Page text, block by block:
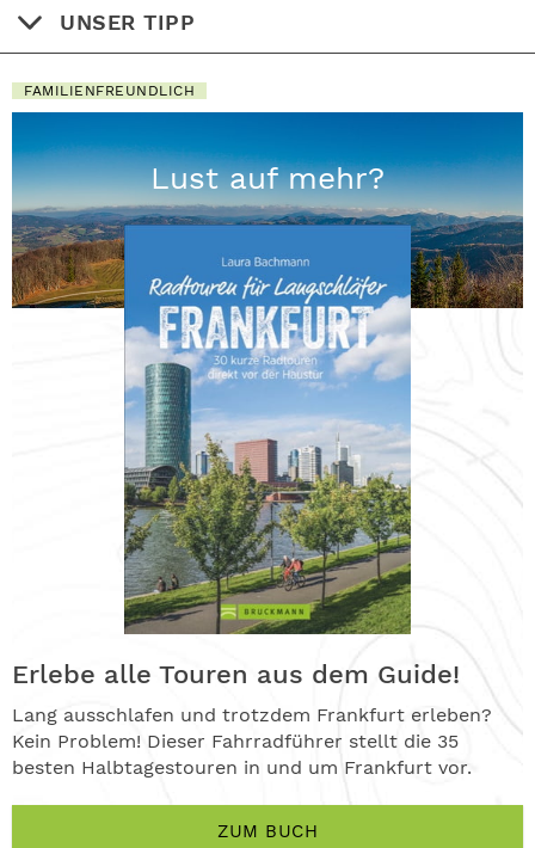
UNSER TIPP
FAMILIENFREUNDLICH
Lust auf mehr?
Erlebe alle Touren aus dem Guide!
Lang ausschlafen und trotzdem Frankfurt erleben?
Kein Problem! Dieser Fahrradführer stellt die 35
besten Halbtagestouren in und um Frankfurt vor.
ZUM BUCH